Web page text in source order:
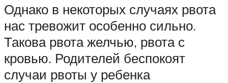
Однако в некоторых случаях рвота
нас тревожит особенно сильно.
Такова рвота желчью, рвота с
кровью. Родителей беспокоят
случаи рвоты у ребенка